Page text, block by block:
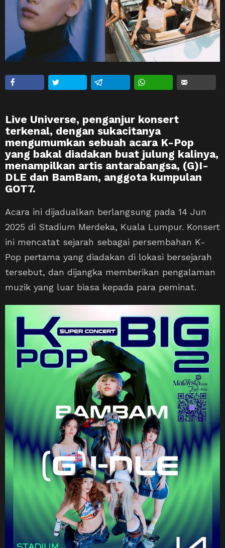
Live Universe, penganjur konsert
terkenal, dengan sukacitanya
mengumumkan sebuah acara K-Pop
yang bakal diadakan buat julung kalinya,
menampilkan artis antarabangsa, (G)I-
DLE dan BamBam, anggota kumpulan
GOT7.
Acara ini dijadualkan berlangsung pada 14 Jun
2025 di Stadium Merdeka, Kuala Lumpur. Konsert
ini mencatat sejarah sebagai persembahan K-
Pop pertama yang diadakan di lokasi bersejarah
tersebut, dan dijangka memberikan pengalaman
muzik yang luar biasa kepada para peminat.